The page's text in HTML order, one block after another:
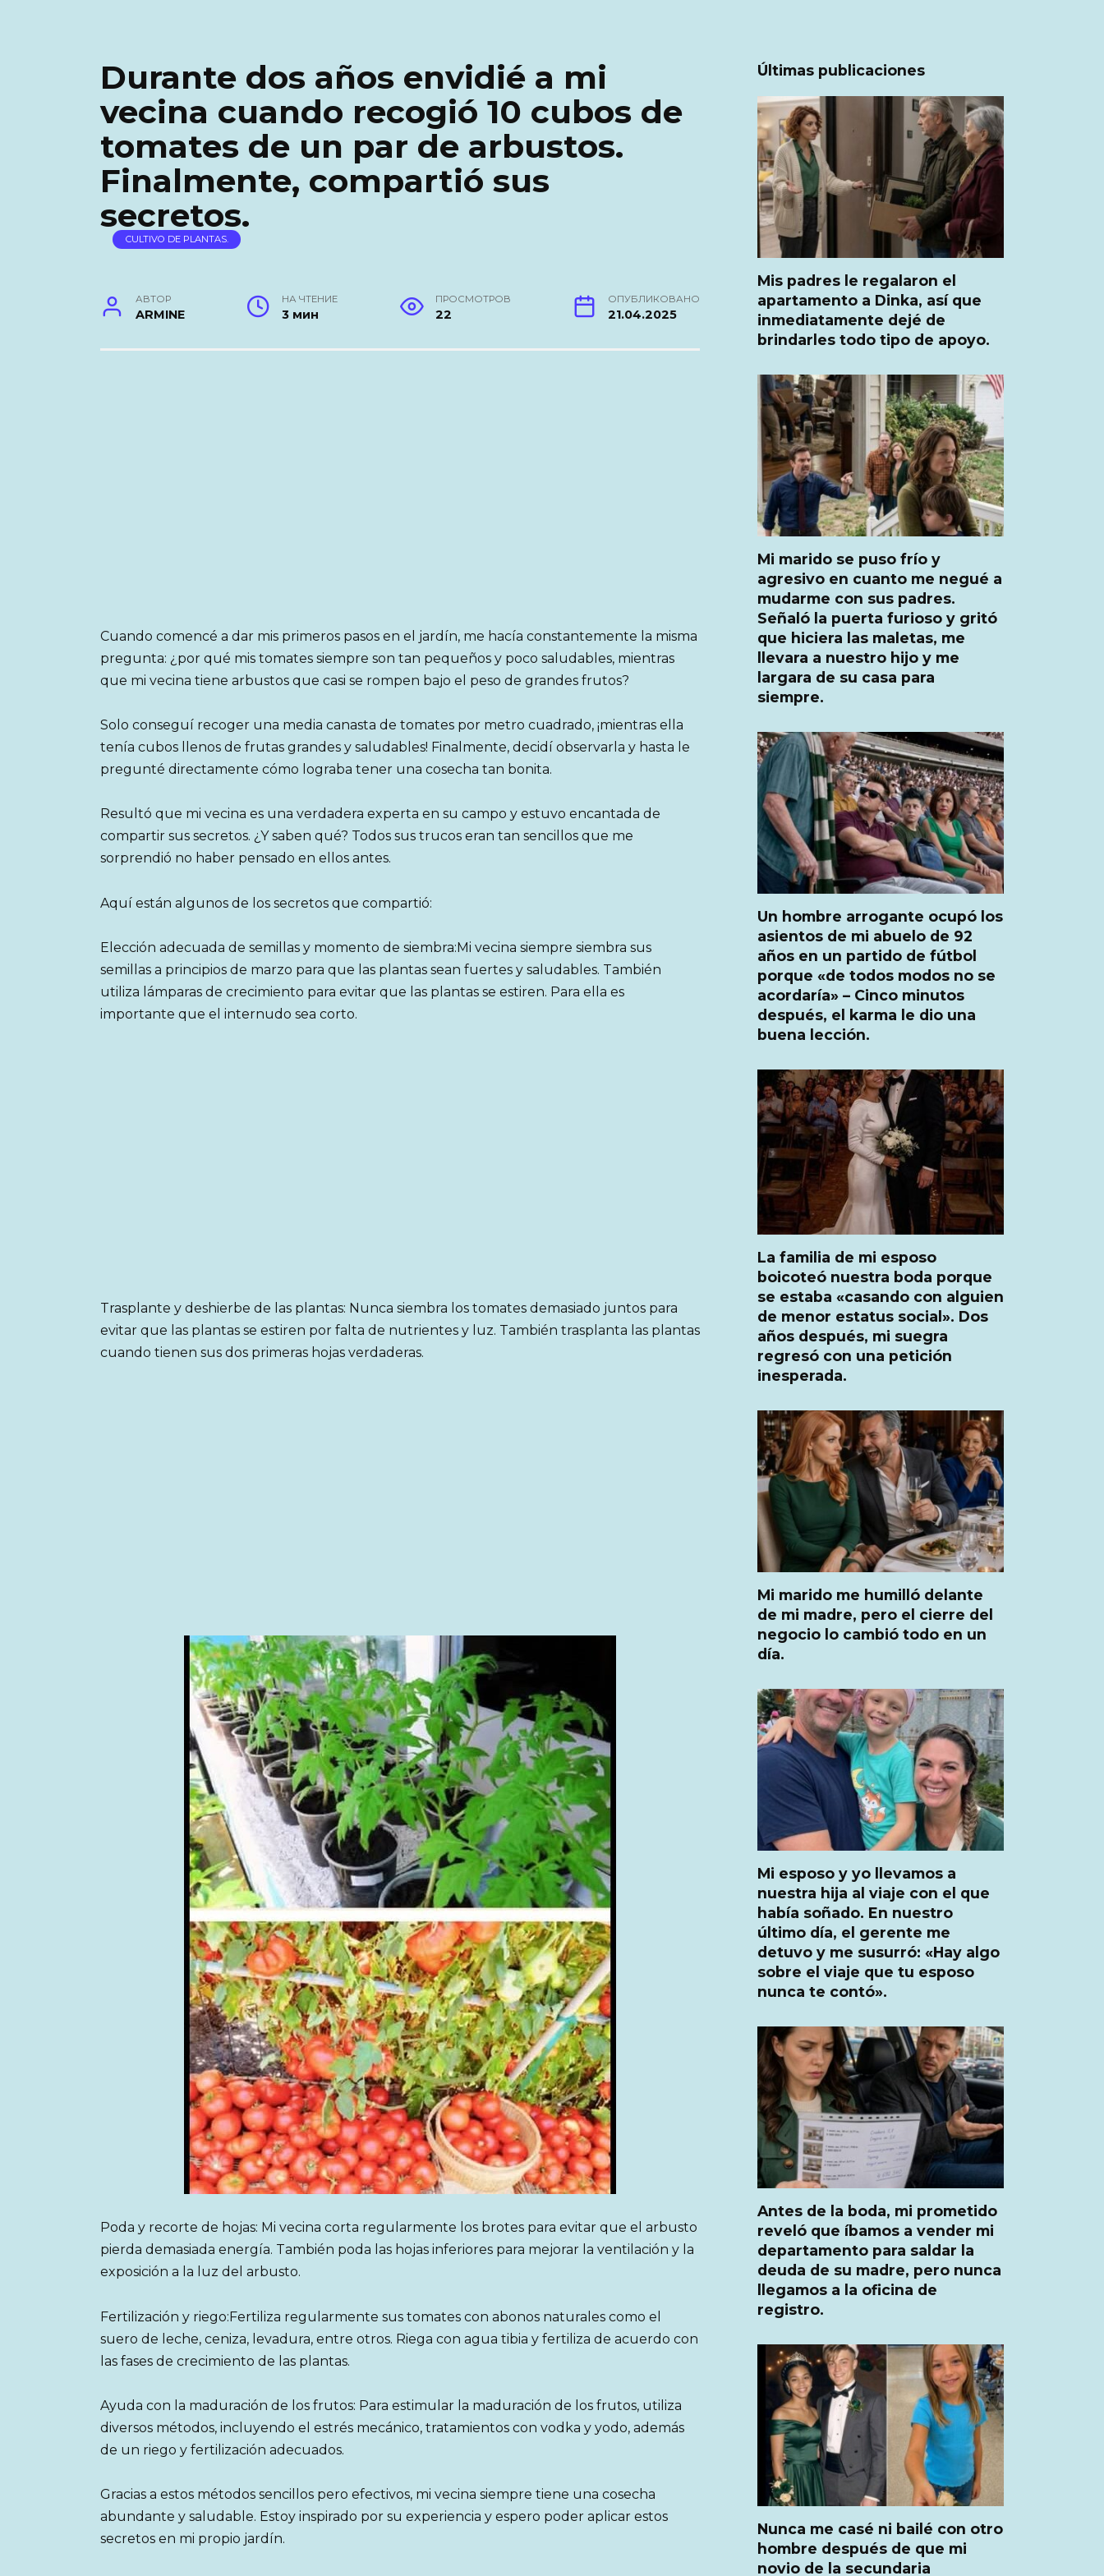
Durante dos años envidié a mi
vecina cuando recogió 10 cubos de
tomates de un par de arbustos.
Finalmente, compartió sus
secretos.
CULTIVO DE PLANTAS.
АВТОР
ARMINE
НА ЧТЕНИЕ
3 мин
ПРОСМОТРОВ
22
ОПУБЛИКОВАНО
21.04.2025
Cuando comencé a dar mis primeros pasos en el jardín, me hacía constantemente la misma
pregunta: ¿por qué mis tomates siempre son tan pequeños y poco saludables, mientras
que mi vecina tiene arbustos que casi se rompen bajo el peso de grandes frutos?
Solo conseguí recoger una media canasta de tomates por metro cuadrado, ¡mientras ella
tenía cubos llenos de frutas grandes y saludables! Finalmente, decidí observarla y hasta le
pregunté directamente cómo lograba tener una cosecha tan bonita.
Resultó que mi vecina es una verdadera experta en su campo y estuvo encantada de
compartir sus secretos. ¿Y saben qué? Todos sus trucos eran tan sencillos que me
sorprendió no haber pensado en ellos antes.
Aquí están algunos de los secretos que compartió:
Elección adecuada de semillas y momento de siembra:Mi vecina siempre siembra sus
semillas a principios de marzo para que las plantas sean fuertes y saludables. También
utiliza lámparas de crecimiento para evitar que las plantas se estiren. Para ella es
importante que el internudo sea corto.
Trasplante y deshierbe de las plantas: Nunca siembra los tomates demasiado juntos para
evitar que las plantas se estiren por falta de nutrientes y luz. También trasplanta las plantas
cuando tienen sus dos primeras hojas verdaderas.
Poda y recorte de hojas: Mi vecina corta regularmente los brotes para evitar que el arbusto
pierda demasiada energía. También poda las hojas inferiores para mejorar la ventilación y la
exposición a la luz del arbusto.
Fertilización y riego:Fertiliza regularmente sus tomates con abonos naturales como el
suero de leche, ceniza, levadura, entre otros. Riega con agua tibia y fertiliza de acuerdo con
las fases de crecimiento de las plantas.
Ayuda con la maduración de los frutos: Para estimular la maduración de los frutos, utiliza
diversos métodos, incluyendo el estrés mecánico, tratamientos con vodka y yodo, además
de un riego y fertilización adecuados.
Gracias a estos métodos sencillos pero efectivos, mi vecina siempre tiene una cosecha
abundante y saludable. Estoy inspirado por su experiencia y espero poder aplicar estos
secretos en mi propio jardín.
Últimas publicaciones
Mis padres le regalaron el
apartamento a Dinka, así que
inmediatamente dejé de
brindarles todo tipo de apoyo.
Mi marido se puso frío y
agresivo en cuanto me negué a
mudarme con sus padres.
Señaló la puerta furioso y gritó
que hiciera las maletas, me
llevara a nuestro hijo y me
largara de su casa para
siempre.
Un hombre arrogante ocupó los
asientos de mi abuelo de 92
años en un partido de fútbol
porque «de todos modos no se
acordaría» – Cinco minutos
después, el karma le dio una
buena lección.
La familia de mi esposo
boicoteó nuestra boda porque
se estaba «casando con alguien
de menor estatus social». Dos
años después, mi suegra
regresó con una petición
inesperada.
Mi marido me humilló delante
de mi madre, pero el cierre del
negocio lo cambió todo en un
día.
Mi esposo y yo llevamos a
nuestra hija al viaje con el que
había soñado. En nuestro
último día, el gerente me
detuvo y me susurró: «Hay algo
sobre el viaje que tu esposo
nunca te contó».
Antes de la boda, mi prometido
reveló que íbamos a vender mi
departamento para saldar la
deuda de su madre, pero nunca
llegamos a la oficina de
registro.
Nunca me casé ni bailé con otro
hombre después de que mi
novio de la secundaria